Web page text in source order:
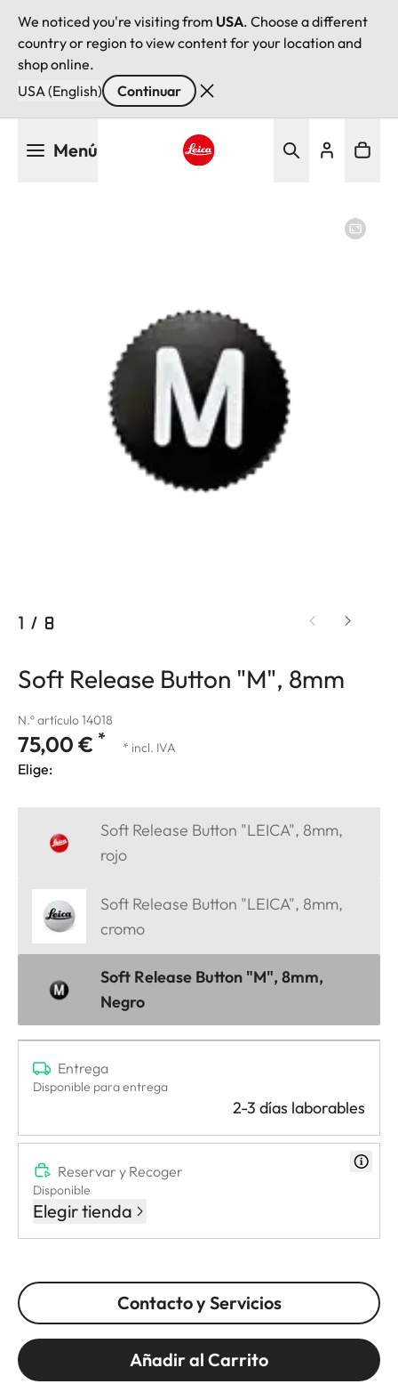
We noticed you're visiting from USA. Choose a different
country or region to view content for your location and
shop online.
USA (English)
Continuar
Menú
1 / 8
Soft Release Button "M", 8mm
N.º artículo 14018
75,00 € * * incl. IVA
Elige:
Soft Release Button "LEICA", 8mm,
rojo
Soft Release Button "LEICA", 8mm,
cromo
Soft Release Button "M", 8mm,
Negro
Entrega
Disponible para entrega
2-3 días laborables
Reservar y Recoger
Disponible
Elegir tienda
Contacto y Servicios
Añadir al Carrito